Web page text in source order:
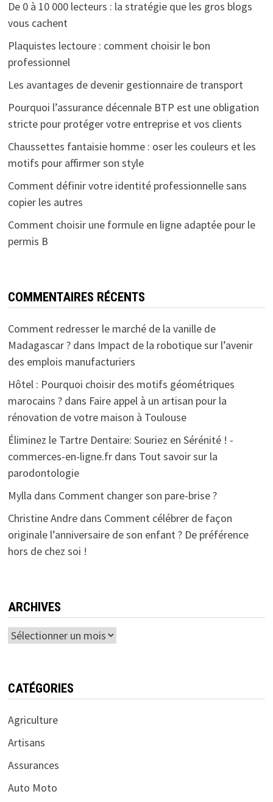
De 0 à 10 000 lecteurs : la stratégie que les gros blogs
vous cachent
Plaquistes lectoure : comment choisir le bon
professionnel
Les avantages de devenir gestionnaire de transport
Pourquoi l’assurance décennale BTP est une obligation
stricte pour protéger votre entreprise et vos clients
Chaussettes fantaisie homme : oser les couleurs et les
motifs pour affirmer son style
Comment définir votre identité professionnelle sans
copier les autres
Comment choisir une formule en ligne adaptée pour le
permis B
COMMENTAIRES RÉCENTS
Comment redresser le marché de la vanille de
Madagascar ?dans Impact de la robotique sur l’avenir
des emplois manufacturiers
Hôtel : Pourquoi choisir des motifs géométriques
marocains ?dans Faire appel à un artisan pour la
rénovation de votre maison à Toulouse
Éliminez le Tartre Dentaire: Souriez en Sérénité ! -
commerces-en-ligne.frdans Tout savoir sur la
parodontologie
Mylla dans Comment changer son pare-brise ?
Christine Andredans Comment célébrer de façon
originale l’anniversaire de son enfant ? De préférence
hors de chez soi !
ARCHIVES
Archives
CATÉGORIES
Agriculture
Artisans
Assurances
Auto Moto